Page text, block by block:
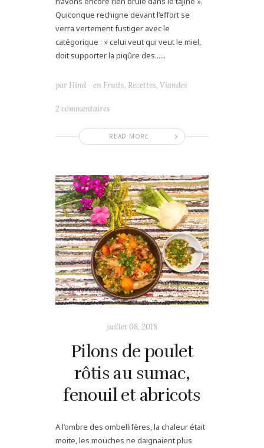
Quiconque rechigne devant l’effort se
verra vertement fustiger avec le
catégorique : » celui veut qui veut le miel,
doit supporter la piqûre des......
READ MORE
par Hind en Fruits, Recettes, Viandes
2 commentaires
juillet 08, 2018
Pilons de poulet
rôtis au sumac,
fenouil et abricots
A l’ombre des ombellifères, la chaleur était
moite, les mouches ne daignaient plus